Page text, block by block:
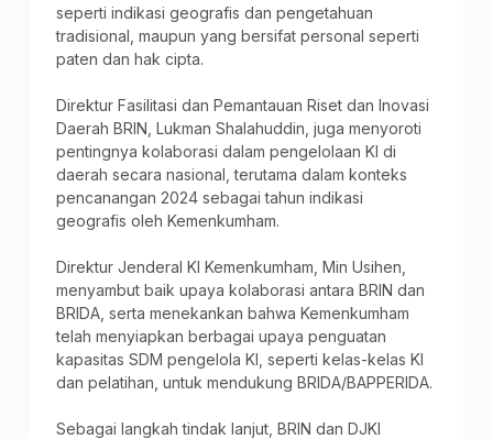
seperti indikasi geografis dan pengetahuan
tradisional, maupun yang bersifat personal seperti
paten dan hak cipta.
Direktur Fasilitasi dan Pemantauan Riset dan Inovasi
Daerah BRIN, Lukman Shalahuddin, juga menyoroti
pentingnya kolaborasi dalam pengelolaan KI di
daerah secara nasional, terutama dalam konteks
pencanangan 2024 sebagai tahun indikasi
geografis oleh Kemenkumham.
Direktur Jenderal KI Kemenkumham, Min Usihen,
menyambut baik upaya kolaborasi antara BRIN dan
BRIDA, serta menekankan bahwa Kemenkumham
telah menyiapkan berbagai upaya penguatan
kapasitas SDM pengelola KI, seperti kelas-kelas KI
dan pelatihan, untuk mendukung BRIDA/BAPPERIDA.
Sebagai langkah tindak lanjut, BRIN dan DJKI